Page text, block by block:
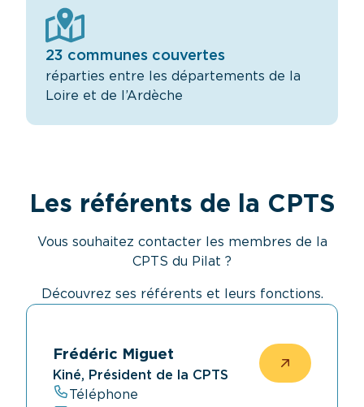
23 communes couvertes
réparties entre les départements de la
Loire et de l’Ardèche
Les référents de la CPTS
Vous souhaitez contacter les membres de la
CPTS du Pilat ?
Découvrez ses référents et leurs fonctions.
Frédéric Miguet
Kiné, Président de la CPTS
Téléphone